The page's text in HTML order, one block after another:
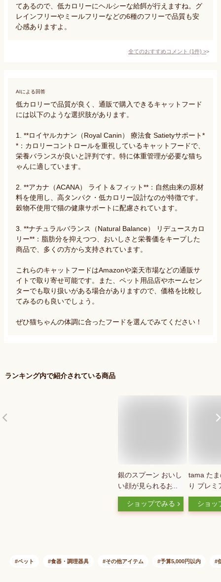
てあるので、低カロリーにヘルシーな給餌が行えますね。グ
レインフリーやミールフリーなどの6種のフリーで品質も安
心感ありますよ。
全てのおすすめコメント (1件) >
AIによる回答
低カロリーで品質が良く、通販で購入できるキャットフード
には以下のような選択肢があります。
1. **ロイヤルカナン（Royal Canin） 療法食 Satietyサポート*
*：カロリーコントロールを重視しているキャットフードで、
栄養バランスが良いと評判です。特に体重管理が必要な猫ち
ゃんに適しています。
2. **アカナ（ACANA） ライト＆フィット**：自然由来の原材
料を使用し、高タンパク・低カロリー設計なのが特徴です。
穀物不使用で猫の健康サポートに配慮されています。
3. **ナチュラルバランス（Natural Balance） リデュースカロ
リー**：脂肪分を抑えつつ、おいしさと栄養価をキープした
商品で、多くの方から支持されています。
これらのキャットフードはAmazonや楽天市場などの通販サ
イトで取り寄せ可能です。また、ペット用品店やホームセン
ターでも取り扱いがある場合がありますので、価格を比較し
てみるのも良いでしょう。
ぜひ猫ちゃんの体調に合ったフードを選んでみてください！
ランキング内で紹介されている商品
銀のスプーン おいし
い顔が見られるおや
つ 低カロリー設計
カリカリ シーフード
ショップでみる
tama た
り プレミ
トフード
ラム＆フ
養食 成猫
ショッ
ペット 食器・調理器具 その他アイテム 予算5,000円以内